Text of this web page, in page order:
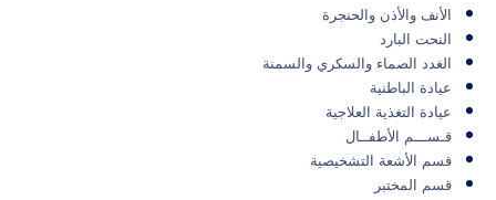
الأنف والأذن والحنجرة
النحت البارد
الغدد الصماء والسكري والسمنة
عيادة الباطنية
عيادة التغذية العلاجية
قـســـم الأطفــال
قسم الأشعة التشخيصية
قسم المختبر